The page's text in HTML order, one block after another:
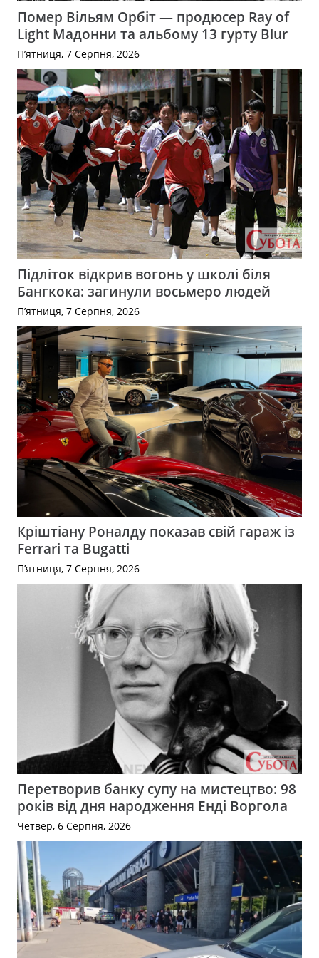
Помер Вільям Орбіт — продюсер Ray of
Light Мадонни та альбому 13 гурту Blur
П’ятниця, 7 Серпня, 2026
Підліток відкрив вогонь у школі біля
Бангкока: загинули восьмеро людей
П’ятниця, 7 Серпня, 2026
Кріштіану Роналду показав свій гараж із
Ferrari та Bugatti
П’ятниця, 7 Серпня, 2026
Перетворив банку супу на мистецтво: 98
років від дня народження Енді Воргола
Четвер, 6 Серпня, 2026